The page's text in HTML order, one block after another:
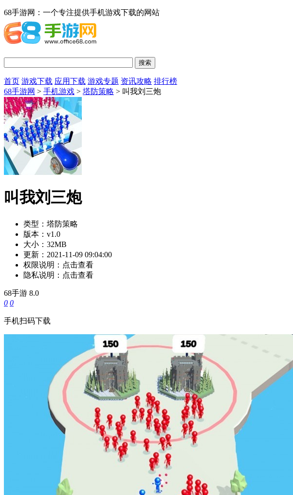
68手游网：一个专注提供手机游戏下载的网站
首页 游戏下载 应用下载 游戏专题 资讯攻略 排行榜
68手游网 > 手机游戏 > 塔防策略 > 叫我刘三炮
叫我刘三炮
类型： 塔防策略
版本： v1.0
大小： 32MB
更新： 2021-11-09 09:04:00
权限说明： 点击查看
隐私说明： 点击查看
68手游 8.0
0 0
手机扫码下载